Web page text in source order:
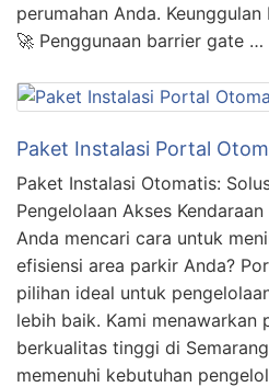
perumahan Anda.
🚀 Penggunaan barrier gate …
Paket Instalasi Portal
Paket Instalasi Otomatis:
Pengelolaan Akses
Anda mencari cara untuk
efisiensi area parkir Anda?
pilihan ideal untuk
lebih baik. Kami
berkualitas tinggi di
memenuhi kebutuhan